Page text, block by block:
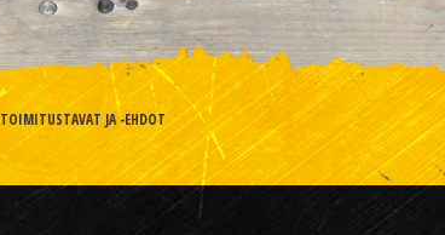
TOIMITUSTAVAT JA -EHDOT